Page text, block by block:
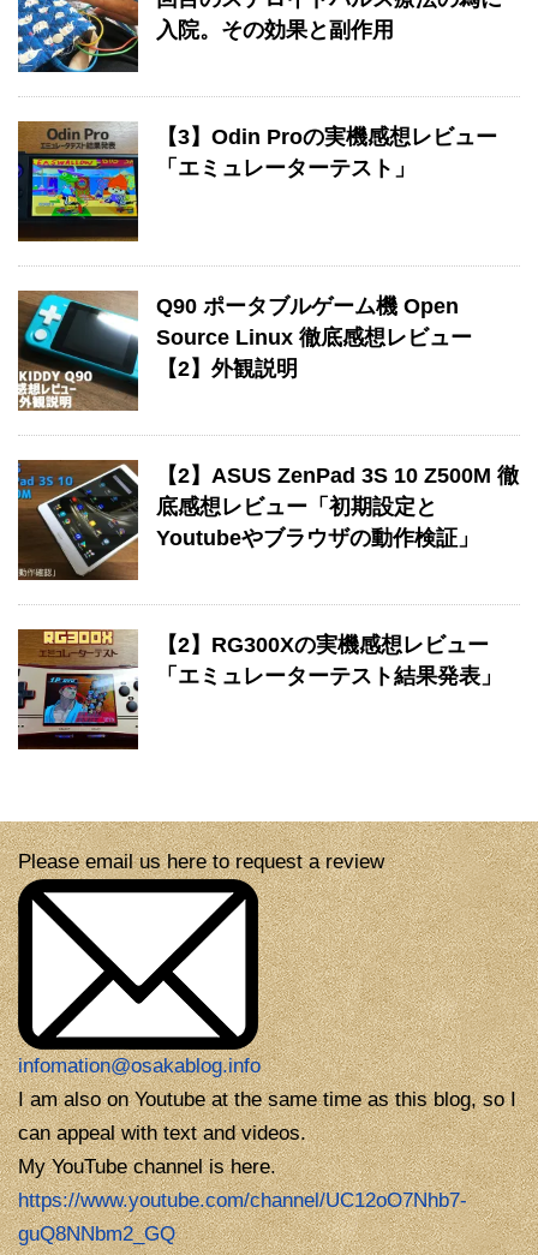
入院。その効果と副作用
【3】Odin Proの実機感想レビュー
「エミュレーターテスト」
Q90 ポータブルゲーム機 Open
Source Linux 徹底感想レビュー
【2】外観説明
【2】ASUS ZenPad 3S 10 Z500M 徹
底感想レビュー「初期設定と
Youtubeやブラウザの動作検証」
【2】RG300Xの実機感想レビュー
「エミュレーターテスト結果発表」
Please email us here to request a review
infomation@osakablog.info
I am also on Youtube at the same time as this blog, so I
can appeal with text and videos.
My YouTube channel is here.
https://www.youtube.com/channel/UC12oO7Nhb7-
guQ8NNbm2_GQ